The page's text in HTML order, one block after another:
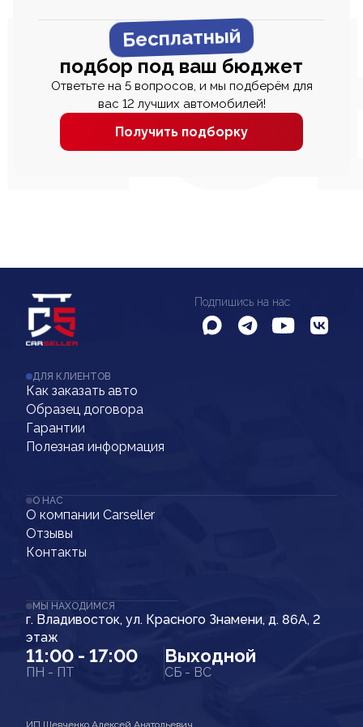
Бесплатный
подбор под ваш бюджет
Ответьте на 5 вопросов, и мы подберём для
вас 12 лучших автомобилей!
Получить подборку
Подпишись на нас
ДЛЯ КЛИЕНТОВ
Как заказать авто
Образец договора
Гарантии
Полезная информация
О НАС
О компании Carseller
Отзывы
Контакты
МЫ НАХОДИМСЯ
г. Владивосток, ул. Красного Знамени, д. 86А, 2
этаж
11:00 - 17:00
ПН - ПТ
Выходной
СБ - ВС
ИП Шевченко Алексей Анатольевич